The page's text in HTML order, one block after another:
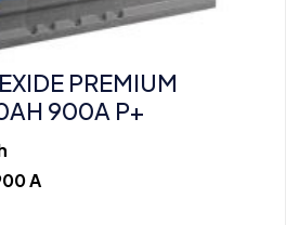
PREMIUM
900A P+
A